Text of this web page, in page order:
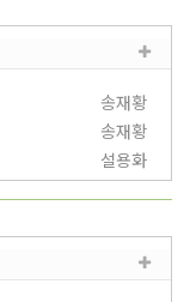
송재황
송재황
설용화